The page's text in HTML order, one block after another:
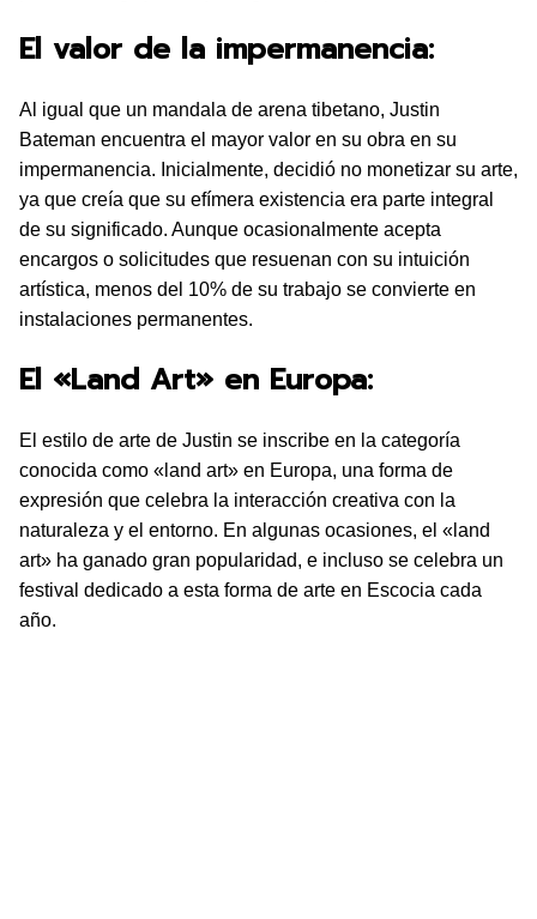
El valor de la impermanencia:
Al igual que un mandala de arena tibetano, Justin
Bateman encuentra el mayor valor en su obra en su
impermanencia. Inicialmente, decidió no monetizar su arte,
ya que creía que su efímera existencia era parte integral
de su significado. Aunque ocasionalmente acepta
encargos o solicitudes que resuenan con su intuición
artística, menos del 10% de su trabajo se convierte en
instalaciones permanentes.
El «Land Art» en Europa:
El estilo de arte de Justin se inscribe en la categoría
conocida como «land art» en Europa, una forma de
expresión que celebra la interacción creativa con la
naturaleza y el entorno. En algunas ocasiones, el «land
art» ha ganado gran popularidad, e incluso se celebra un
festival dedicado a esta forma de arte en Escocia cada
año.